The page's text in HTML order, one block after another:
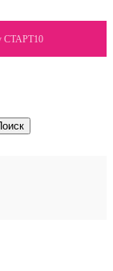
СТАРТ10